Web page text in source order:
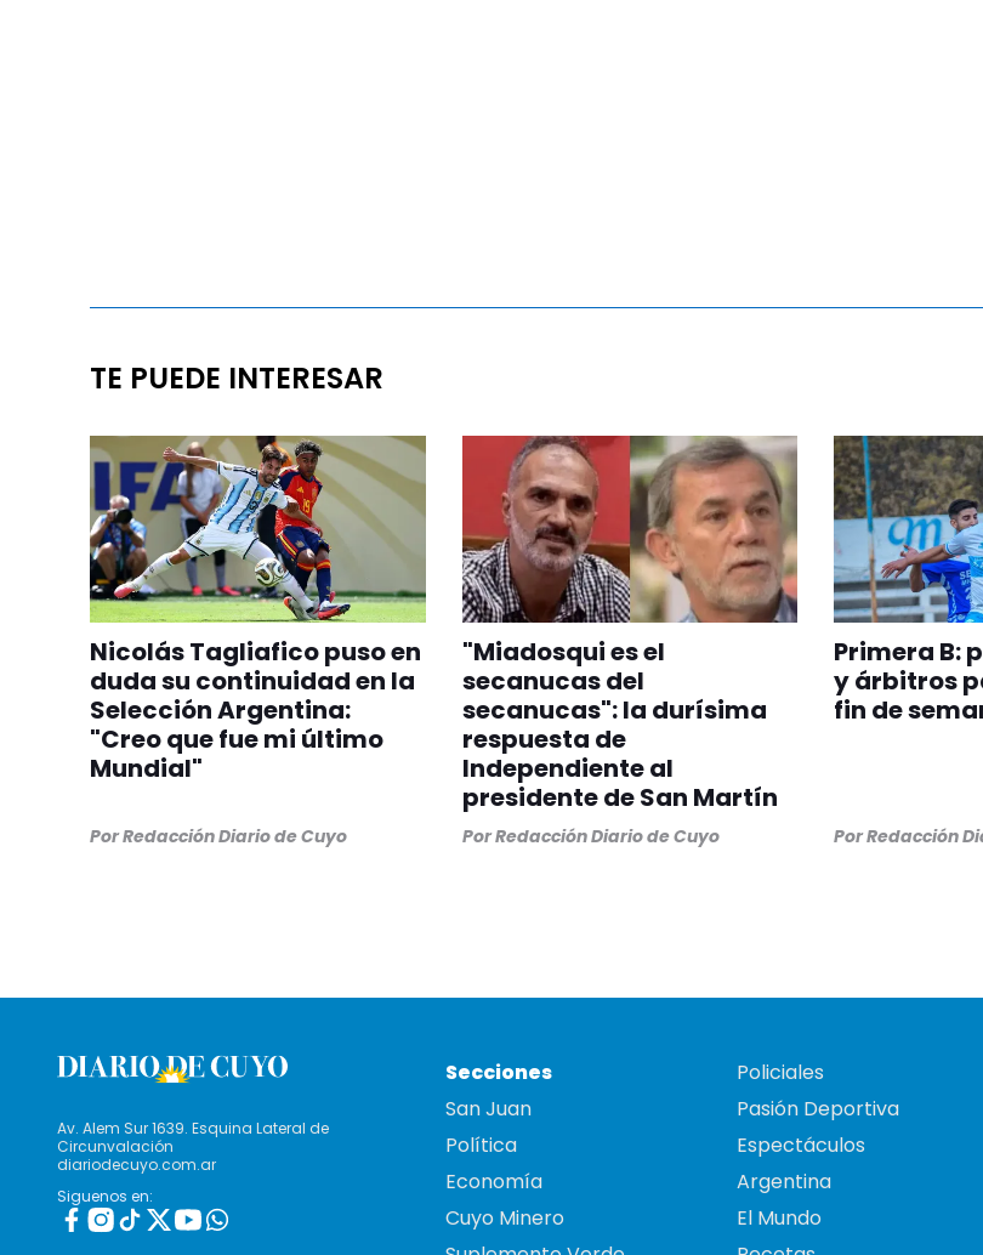
TE PUEDE INTERESAR
Nicolás Tagliafico puso en
duda su continuidad en la
Selección Argentina:
"Creo que fue mi último
Mundial"
PorRedacción Diario de Cuyo
"Miadosqui es el
secanucas del
secanucas": la durísima
respuesta de
Independiente al
presidente de San Martín
PorRedacción Diario de Cuyo
Primera B:
y árbitros
fin de
PorRedacción
Av. Alem Sur 1639. Esquina Lateral de
Circunvalación
diariodecuyo.com.ar
Siguenos en:
Secciones
San Juan
Política
Economía
Cuyo Minero
Policiales
Pasión Deportiva
Espectáculos
Argentina
El Mundo